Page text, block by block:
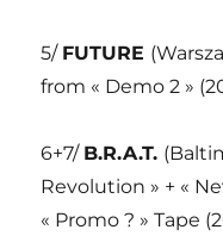
5/ FUTURE
from « Demo 2 »
6+7/ B.R.A.T.
Revolution » + «
« Promo ? » Tape